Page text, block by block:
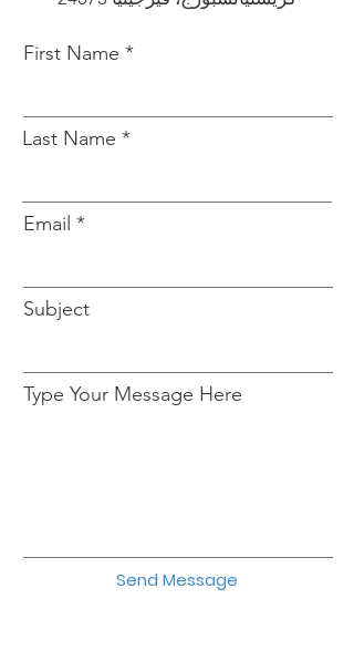
First Name
Last Name
Email
Subject
Type Your Message Here
Send Message